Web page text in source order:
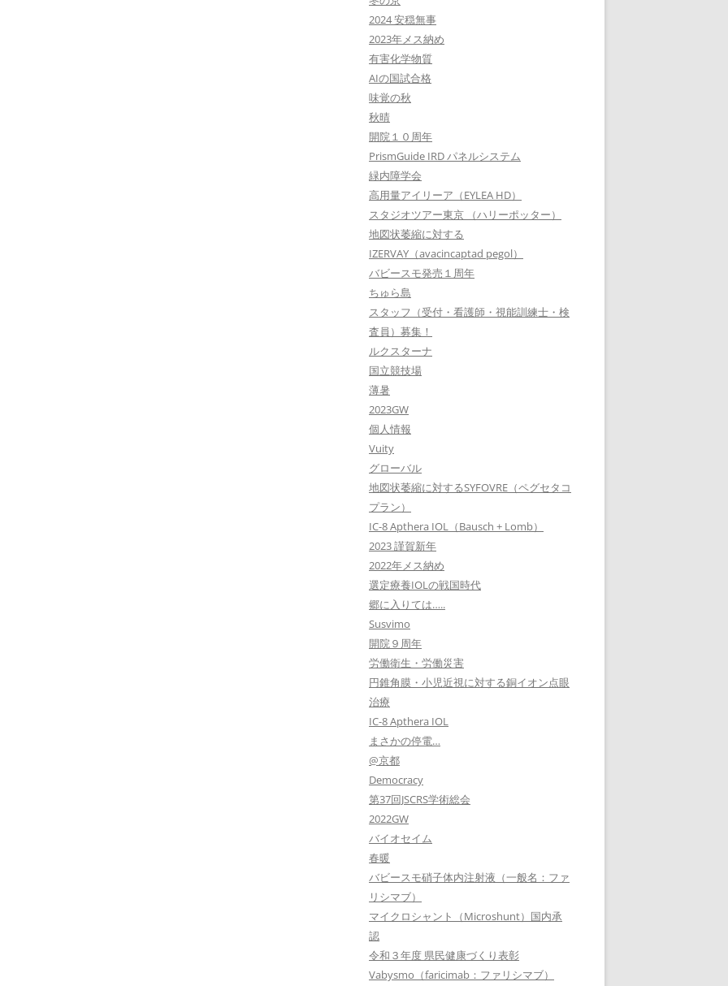
2024 安穏無事
2023年メス納め
有害化学物質
AIの国試合格
味覚の秋
秋晴
開院１０周年
PrismGuide IRD パネルシステム
緑内障学会
高用量アイリーア（EYLEA HD）
スタジオツアー東京 （ハリーポッター）
地図状萎縮に対する
IZERVAY（avacincaptad pegol）
バビースモ発売１周年
ちゅら島
スタッフ（受付・看護師・視能訓練士・検
査員）募集！
ルクスターナ
国立競技場
薄暑
2023GW
個人情報
Vuity
グローバル
地図状萎縮に対するSYFOVRE（ペグセタコ
プラン）
IC-8 Apthera IOL（Bausch + Lomb）
2023 謹賀新年
2022年メス納め
選定療養IOLの戦国時代
郷に入りては…..
Susvimo
開院９周年
労働衛生・労働災害
円錐角膜・小児近視に対する銅イオン点眼
治療
IC-8 Apthera IOL
まさかの停電…
@京都
Democracy
第37回JSCRS学術総会
2022GW
バイオセイム
春暖
バビースモ硝子体内注射液（一般名：ファ
リシマブ）
マイクロシャント（Microshunt）国内承
認
令和３年度 県民健康づくり表彰
Vabysmo（faricimab：ファリシマブ）